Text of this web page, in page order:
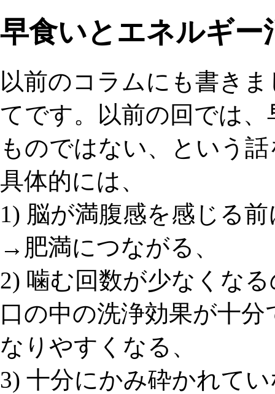
早食いとエネルギー
以前のコラムにも書き
てです。以前の回では
ものではない、という
具体的には、
1) 脳が満腹感を感じる
→肥満につながる、
2) 噛む回数が少なくな
口の中の洗浄効果が十
なりやすく なる、
3) 十分にかみ砕かれて